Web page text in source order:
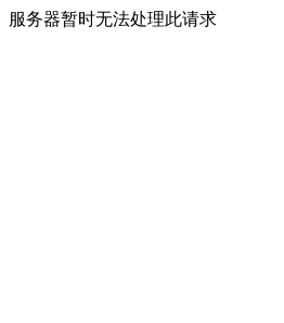
服务器暂时无法处理此请求